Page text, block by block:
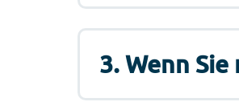
3. Wenn